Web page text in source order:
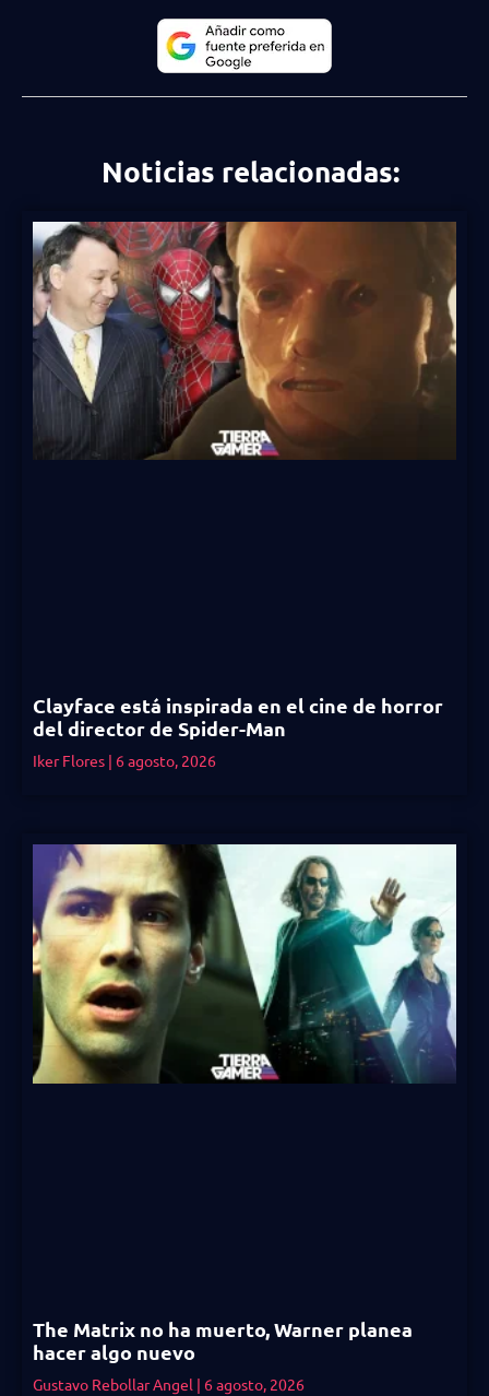
Noticias relacionadas:
Clayface está inspirada en el cine de horror
del director de Spider-Man
Iker Flores 6 agosto, 2026
The Matrix no ha muerto, Warner planea
hacer algo nuevo
Gustavo Rebollar Angel 6 agosto, 2026